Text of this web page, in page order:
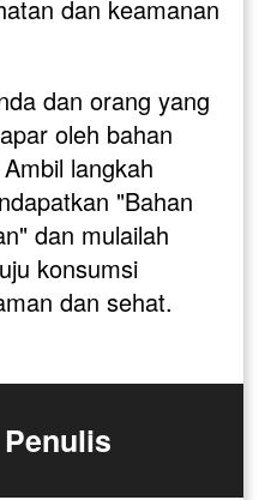
dan keamanan
dan orang yang
oleh bahan
langkah
"Bahan
dan mulailah
konsumsi
dan sehat.